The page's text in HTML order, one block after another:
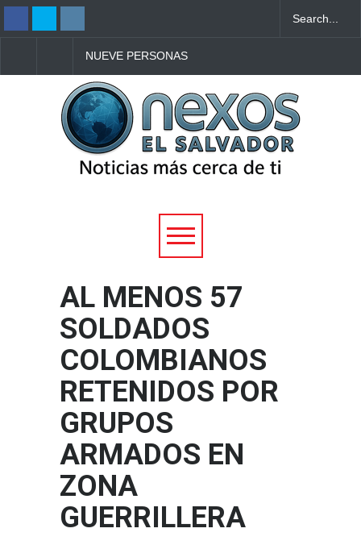
NUEVE PERSONAS
DENTRO DE UNA
ESCUELA EN TAILANDIA
ROMPER RÉCORD
DE UN AVIÓN
AL MENOS 57
SOLDADOS
COLOMBIANOS
RETENIDOS POR
GRUPOS
ARMADOS EN
ZONA
GUERRILLERA